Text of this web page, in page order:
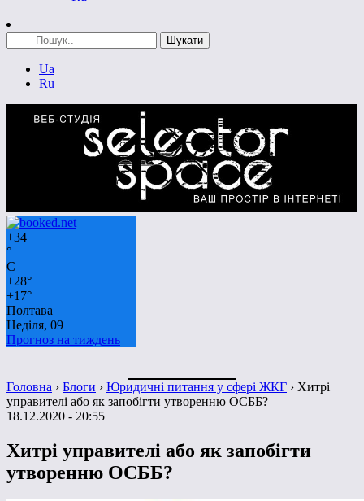
Ua
Ru
+34
°
C
+28°
+17°
Полтава
Неділя, 09
Прогноз на тиждень
Головна › Блоги › Юридичні питання у сфері ЖКГ › Хитрі
управителі або як запобігти утворенню ОСББ?
18.12.2020 - 20:55
Хитрі управителі або як запобігти
утворенню ОСББ?